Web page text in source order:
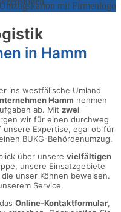
in Hamm
ins westfälische Umland
Hamm nehmen
ab. Mit zwei
wir für einen durchweg
unsere Expertise, egal ob für
BUKG-Behördenumzug.
über unsere vielfältigen
unsere Einsatzgebiete
die unser Können beweisen.
Service.
Online-Kontaktformular,